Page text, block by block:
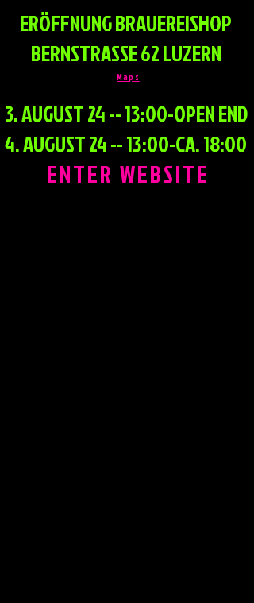
ERÖFFNUNG BRAUEREISHOP
BERNSTRASSE 62 LUZERN
3. AUGUST 24 -- 13:00-OPEN END
4. AUGUST 24 -- 13:00-CA. 18:00
Maps
ENTER WEBSITE